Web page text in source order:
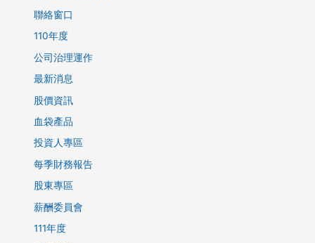
聯絡窗口
110年度
公司治理運作
最新消息
股價資訊
血袋產品
投資人專區
每季財務報告
股東專區
薪酬委員會
111年度